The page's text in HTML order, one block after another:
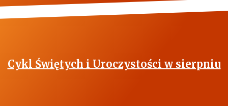
Cykl Świętych i Uroczystości w sierpniu